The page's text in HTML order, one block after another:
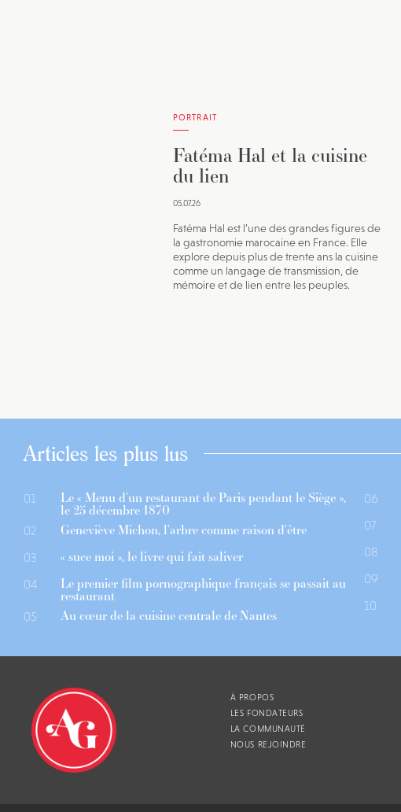
PORTRAIT
Fatéma Hal et la cuisine
du lien
05.07.26
Fatéma Hal est l’une des grandes figures de
la gastronomie marocaine en France. Elle
explore depuis plus de trente ans la cuisine
comme un langage de transmission, de
mémoire et de lien entre les peuples.
Articles les plus lus
01 Le « Menu d’un restaurant de Paris pendant le Siège »,
le 25 décembre 1870
02 Geneviève Michon, l’arbre comme raison d’être
03 « suce moi », le livre qui fait saliver
04 Le premier film pornographique français se passait au
restaurant
05 Au cœur de la cuisine centrale de Nantes
06
07
08
09
10
À PROPOS
LES FONDATEURS
LA COMMUNAUTÉ
NOUS REJOINDRE